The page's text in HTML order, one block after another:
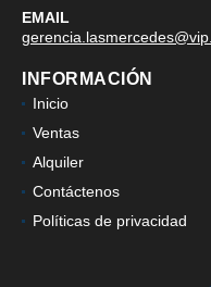
EMAIL
INFORMACIÓN
Inicio
Ventas
Alquiler
Contáctenos
Políticas de privacidad